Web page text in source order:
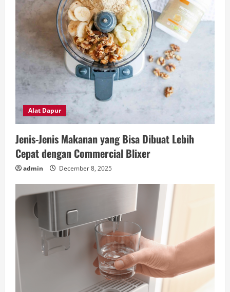
Alat Dapur
Jenis-Jenis Makanan yang Bisa Dibuat Lebih
Cepat dengan Commercial Blixer
admin December 8, 2025